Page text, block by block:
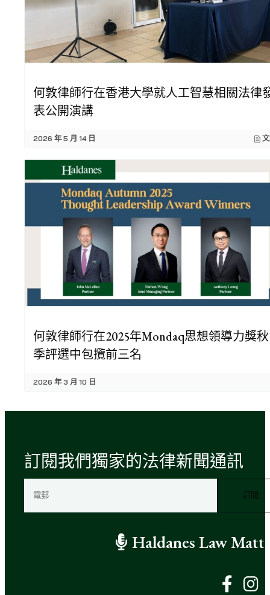
何敦律師行在香港大學就人工智慧相關法律
表公開演講
2026 年 5 月 14 日
何敦律師行在2025年Mondaq思想領導力獎秋
季評選中包攬前三名
2026 年 3 月 10 日
訂閱我們獨家的法律新聞通訊
（
Haldanes Law